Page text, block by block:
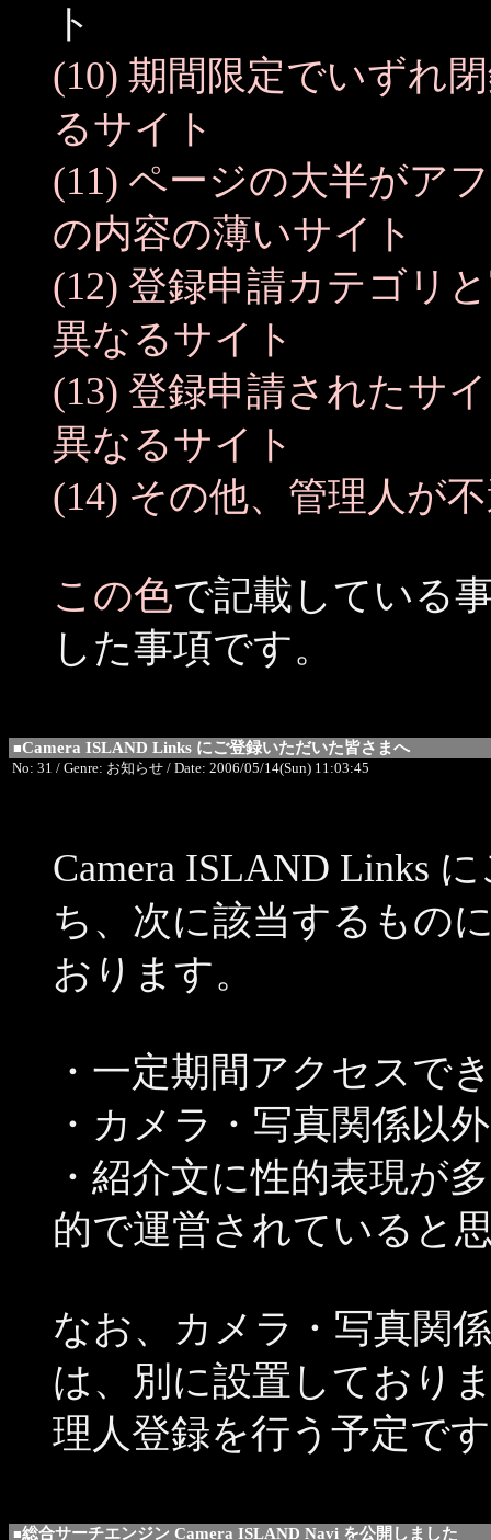
ト
(10) 期間限定でいずれ
るサイト
(11) ページの大半がア
の内容の薄いサイト
(12) 登録申請カテゴリ
異なるサイト
(13) 登録申請されたサ
異なるサイト
(14) その他、管理人が
この色で記載している
した事項です。
■Camera ISLAND Links にご登録いただいた皆さまへ
No: 31 / Genre: お知らせ / Date: 2006/05/14(Sun) 11:03:45
Camera ISLAND Links
ち、次に該当するもの
おります。
・一定期間アクセスで
・カメラ・写真関係以
・紹介文に性的表現が
的で運営されていると
なお、カメラ・写真関
は、別に設置しており
理人登録を行う予定で
■総合サーチエンジン Camera ISLAND Navi を公開しました